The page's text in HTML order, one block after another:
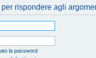
rispondere agli
la password